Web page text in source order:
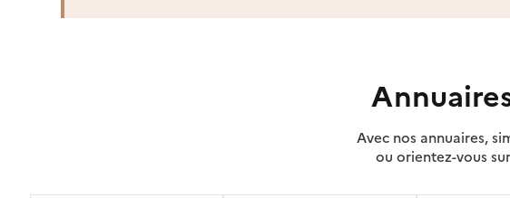
Avec nos annuaires,
ou orientez-vous